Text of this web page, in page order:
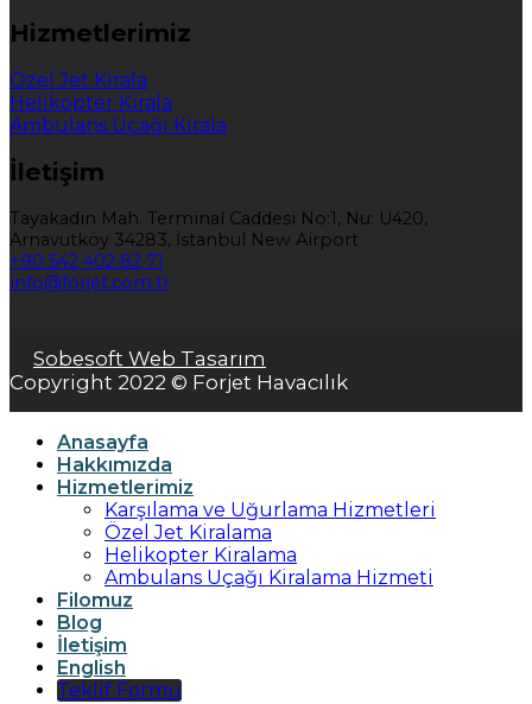
Hizmetlerimiz
Özel Jet Kirala
Helikopter Kirala
Ambulans Uçağı Kirala
İletişim
Tayakadın Mah. Terminal Caddesi No:1, Nu: U420,
Arnavutköy 34283, İstanbul New Airport
+90 542 402 82 71
info@forjet.com.tr
Sobesoft Web Tasarım
Copyright 2022 © Forjet Havacılık
Anasayfa
Hakkımızda
Hizmetlerimiz
Karşılama ve Uğurlama Hizmetleri
Özel Jet Kiralama
Helikopter Kiralama
Ambulans Uçağı Kiralama Hizmeti
Filomuz
Blog
İletişim
English
Teklif Formu